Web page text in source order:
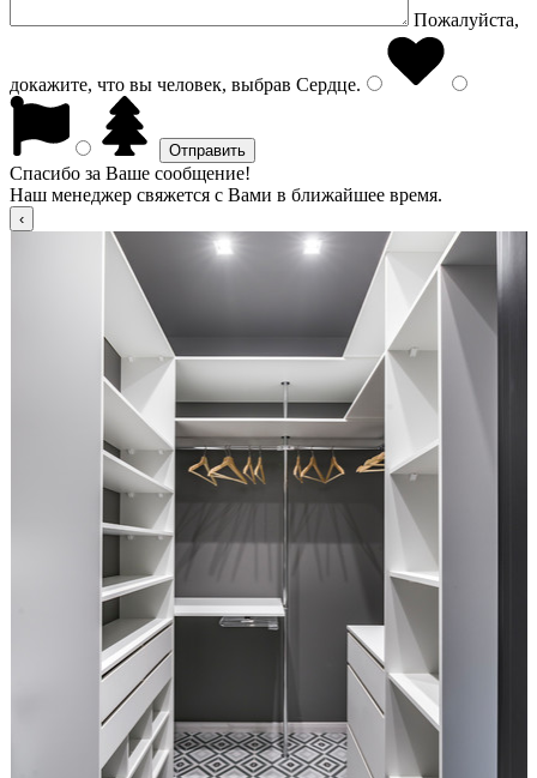
Пожалуйста,
докажите, что вы человек, выбрав Сердце.
Спасибо за Ваше сообщение!
Наш менеджер свяжется с Вами в ближайшее время.